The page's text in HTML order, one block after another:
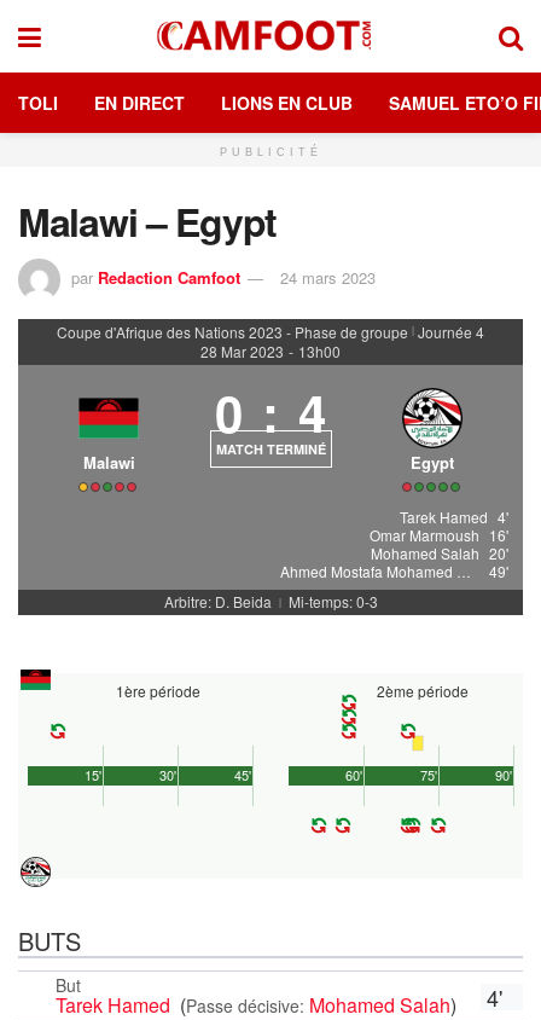
TOLI EN DIRECT LIONS EN CLUB SAMUEL ETO’O
PUBLICITÉ
Malawi – Egypt
par Redaction Camfoot 24 mars 2023
Coupe d'Afrique des Nations 2023 - Phase de groupe | Journée 4
28 Mar 2023 - 13h00
Malawi
0 : 4
MATCH TERMINÉ
Egypt
Tarek Hamed 4'
Omar Marmoush 16'
Mohamed Salah 20'
49'
Arbitre: D. Beida
| Mi-temps: 0-3
1ère période
45'
15' 30'
2ème période
90'
60' 75'
BUTS
4'
But
Tarek Hamed (Passe décisive: Mohamed Salah)